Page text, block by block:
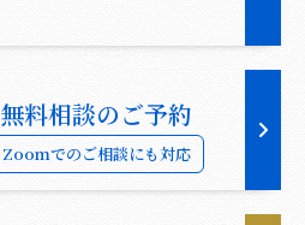
無料相談のご予約
Zoomでのご相談にも対応